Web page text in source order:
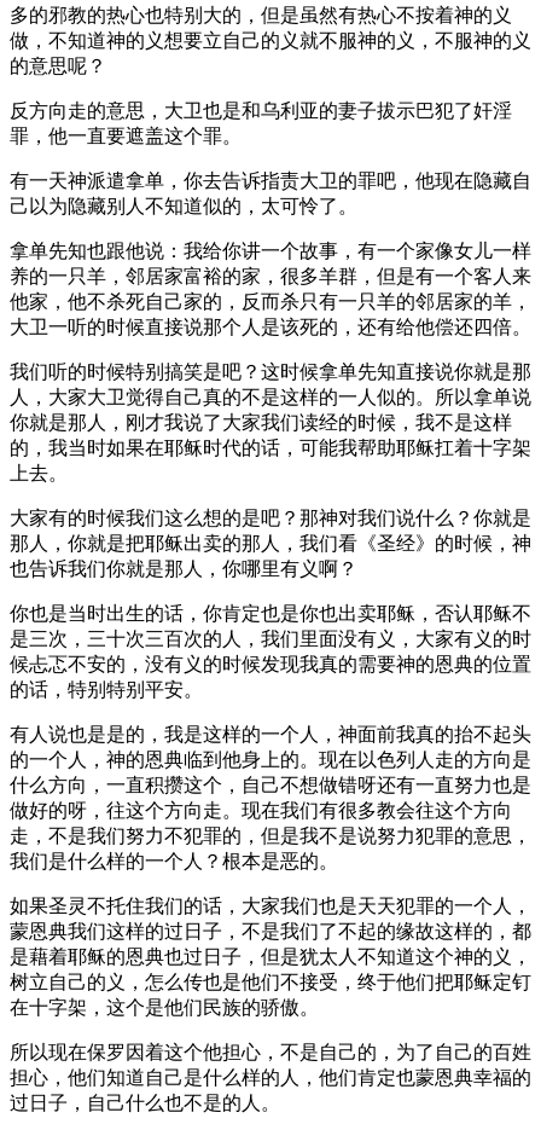
多的邪教的热心也特别大的，但是虽然有热心不按着神的义
做，不知道神的义想要立自己的义就不服神的义，不服神的义
的意思呢？
反方向走的意思，大卫也是和乌利亚的妻子拔示巴犯了奸淫
罪，他一直要遮盖这个罪。
有一天神派遣拿单，你去告诉指责大卫的罪吧，他现在隐藏自
己以为隐藏别人不知道似的，太可怜了。
拿单先知也跟他说：我给你讲一个故事，有一个家像女儿一样
养的一只羊，邻居家富裕的家，很多羊群，但是有一个客人来
他家，他不杀死自己家的，反而杀只有一只羊的邻居家的羊，
大卫一听的时候直接说那个人是该死的，还有给他偿还四倍。
我们听的时候特别搞笑是吧？这时候拿单先知直接说你就是那
人，大家大卫觉得自己真的不是这样的一人似的。所以拿单说
你就是那人，刚才我说了大家我们读经的时候，我不是这样
的，我当时如果在耶稣时代的话，可能我帮助耶稣扛着十字架
上去。
大家有的时候我们这么想的是吧？那神对我们说什么？你就是
那人，你就是把耶稣出卖的那人，我们看《圣经》的时候，神
也告诉我们你就是那人，你哪里有义啊？
你也是当时出生的话，你肯定也是你也出卖耶稣，否认耶稣不
是三次，三十次三百次的人，我们里面没有义，大家有义的时
候忐忑不安的，没有义的时候发现我真的需要神的恩典的位置
的话，特别特别平安。
有人说也是是的，我是这样的一个人，神面前我真的抬不起头
的一个人，神的恩典临到他身上的。现在以色列人走的方向是
什么方向，一直积攒这个，自己不想做错呀还有一直努力也是
做好的呀，往这个方向走。现在我们有很多教会往这个方向
走，不是我们努力不犯罪的，但是我不是说努力犯罪的意思，
我们是什么样的一个人？根本是恶的。
如果圣灵不托住我们的话，大家我们也是天天犯罪的一个人，
蒙恩典我们这样的过日子，不是我们了不起的缘故这样的，都
是藉着耶稣的恩典也过日子，但是犹太人不知道这个神的义，
树立自己的义，怎么传也是他们不接受，终于他们把耶稣定钉
在十字架，这个是他们民族的骄傲。
所以现在保罗因着这个他担心，不是自己的，为了自己的百姓
担心，他们知道自己是什么样的人，他们肯定也蒙恩典幸福的
过日子，自己什么也不是的人。